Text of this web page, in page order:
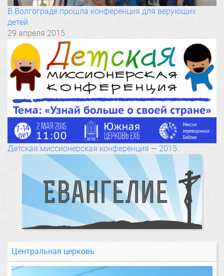
В Волгограде прошла конференция для верующих
детей
29 апреля 2015
Детская миссионерская конференция — 2015
Центральная церковь